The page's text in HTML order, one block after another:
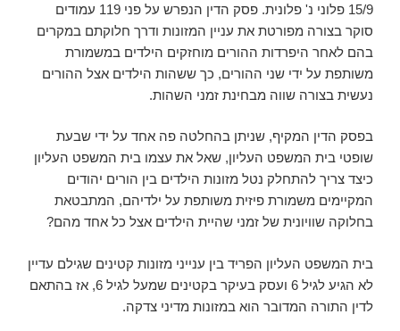
15/9 פלוני נ' פלונית. פסק הדין הנפרש על פני 119 עמודים
סוקר בצורה מפורטת את עניין המזונות ודרך חלוקתם במקרים
בהם לאחר היפרדות ההורים מוחזקים הילדים במשמורת
משותפת על ידי שני ההורים, כך ששהות הילדים אצל ההורים
נעשית בצורה שווה מבחינת זמני השהות.
בפסק הדין המקיף, שניתן בהחלטה פה אחד על ידי שבעת
שופטי בית המשפט העליון, שאל את עצמו בית המשפט העליון
כיצד צריך להתחלק נטל מזונות הילדים בין הורים יהודים
המקיימים משמורת פיזית משותפת על ילדיהם, המתבטאת
בחלוקה שוויונית של זמני שהיית הילדים אצל כל אחד מהם?
בית המשפט העליון הפריד בין ענייני מזונות קטינים שגילם עדיין
לא הגיע לגיל 6 ועסק בעיקר בקטינים שמעל לגיל 6, אז בהתאם
לדין התורה המדובר הוא במזונות מדיני צדקה.